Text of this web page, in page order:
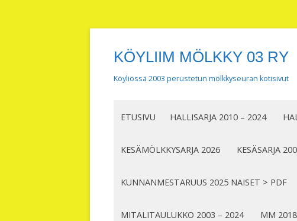
KÖYLIIM MÖLKKY 03 RY
Köyliössä 2003 perustetun mölkkyseuran kotisivut
ETUSIVU HALLISARJA 2010 – 2024
KESÄMÖLKKYSARJA 2026 KESÄSARJA
KUNNANMESTARUUS 2025 NAISET > PDF
MITALITAULUKKO 2003 – 2024 MM